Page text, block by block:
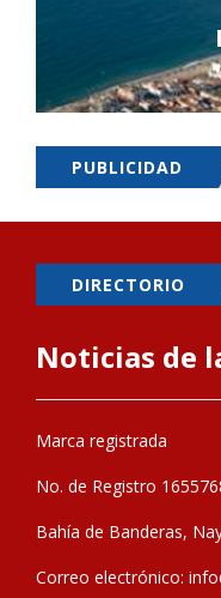
PUBLICIDAD
DIRECTORIO
Noticias de
Marca registrada
No. de Registro
Bahía de Banderas,
Correo electrónico: